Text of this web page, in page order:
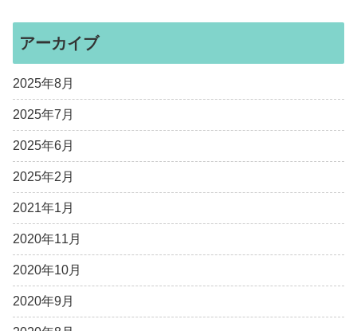
アーカイブ
2025年8月
2025年7月
2025年6月
2025年2月
2021年1月
2020年11月
2020年10月
2020年9月